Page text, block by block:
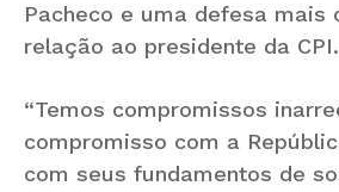
Pacheco e uma defesa mais
relação ao presidente da CPI.
“Temos compromissos
compromisso com a
com seus fundamentos de